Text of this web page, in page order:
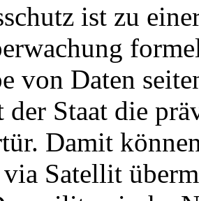
ist zu
von Daten
Staat die
Damit
Satellit